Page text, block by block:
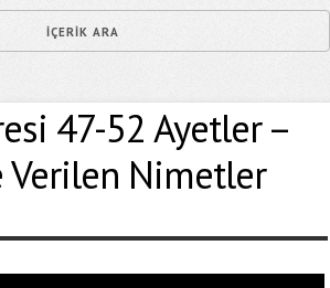
47-52 Ayetler –
Verilen Nimetler